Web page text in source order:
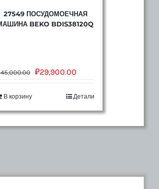
27549 ПОСУДОМОЕЧНАЯ
BEKO BDIS38120Q
45,000.00 ₽29,900.00
В корзину Детали